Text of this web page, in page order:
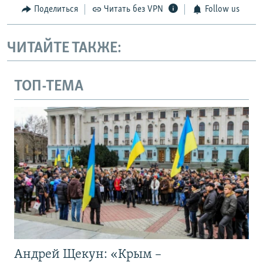
Поделиться Читать без VPN Follow us
ЧИТАЙТЕ ТАКЖЕ:
ТОП-ТЕМА
Андрей Щекун: «Крым –